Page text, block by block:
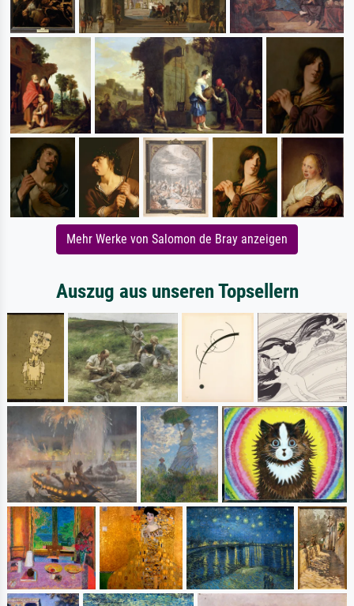
Mehr Werke von Salomon de Bray anzeigen
Auszug aus unseren Topsellern